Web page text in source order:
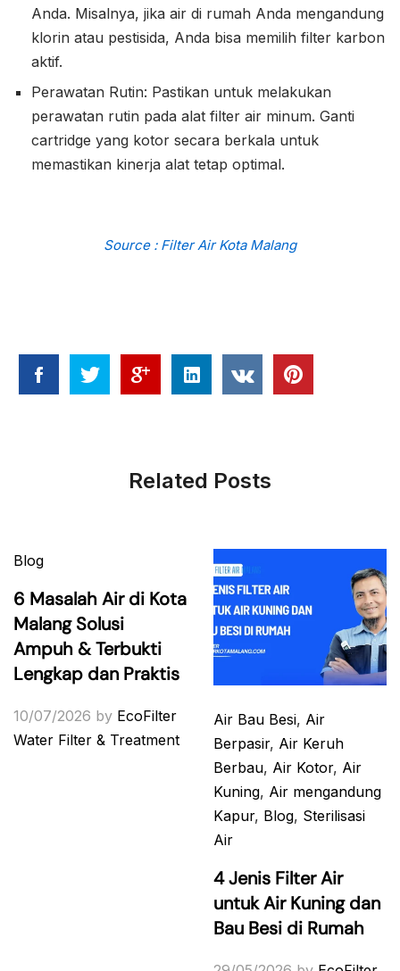
Anda. Misalnya, jika air di rumah Anda mengandung
klorin atau pestisida, Anda bisa memilih filter karbon
aktif.
Perawatan Rutin: Pastikan untuk melakukan
perawatan rutin pada alat filter air minum. Ganti
cartridge yang kotor secara berkala untuk
memastikan kinerja alat tetap optimal.
Source : Filter Air Kota Malang
Related Posts
Blog
6 Masalah Air di Kota
Malang Solusi
Ampuh & Terbukti
Lengkap dan Praktis
10/07/2026 by EcoFilter
Water Filter & Treatment
Air Bau Besi, Air
Berpasir, Air Keruh
Berbau, Air Kotor, Air
Kuning, Air mengandung
Kapur, Blog, Sterilisasi
Air
4 Jenis Filter Air
untuk Air Kuning dan
Bau Besi di Rumah